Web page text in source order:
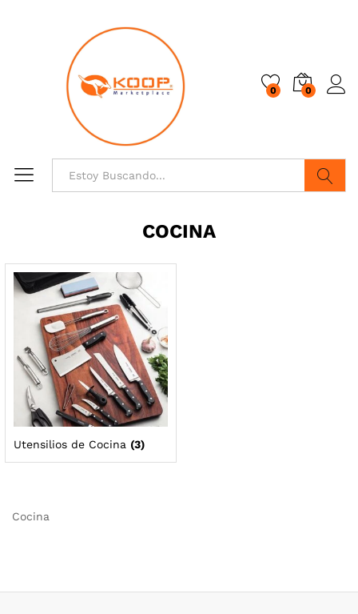
0 0
COCINA
Utensilios de Cocina (3)
Cocina